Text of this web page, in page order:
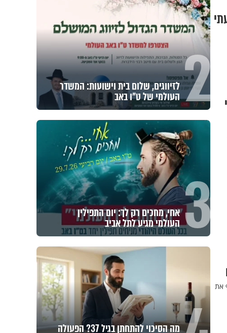
את
2 לזיווגים, שלום בית וישועות: המשדר
העולמי של ט"ו באב
3 אחי, מחכים רק לך: יום התפילין
העולמי מגיע לתל אביב
מה הסיכוי להתחתן בגיל 37? הפעולה